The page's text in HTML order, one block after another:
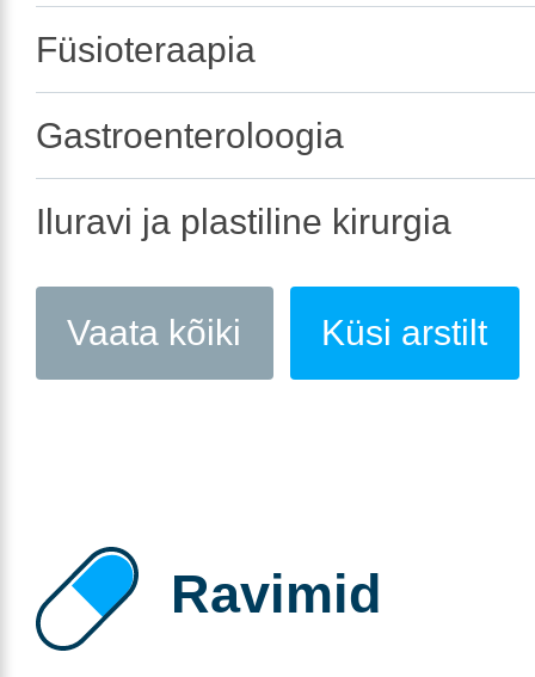
Füsioteraapia
Gastroenteroloogia
Iluravi ja plastiline kirurgia
Vaata kõiki Küsi arstilt
Ravimid